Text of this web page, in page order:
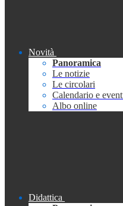
Novità
Panoramica
Le notizie
Le circolari
Calendario e
Albo online
Didattica